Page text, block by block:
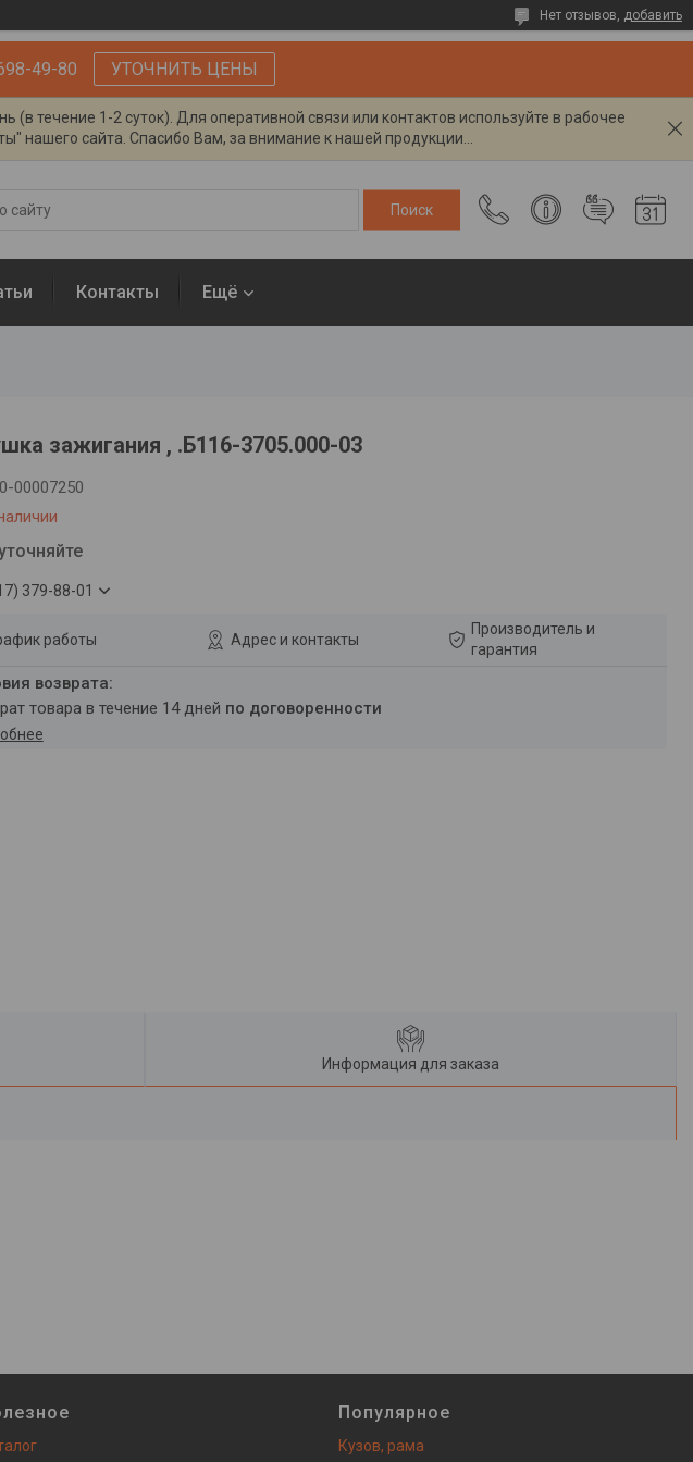
Нет отзывов, добавить
49-80 УТОЧНИТЬ ЦЕНЫ
течение 1-2 суток). Для оперативной связи или контактов используйте в рабочее
нашего сайта. Спасибо Вам, за внимание к нашей продукции...
Контакты Ещё
зажигания , .Б116-3705.000-03
00007250
379-88-01
работы Адрес и контакты
Производитель и
гарантия
товара в течение 14 дней по договоренности
Информация для заказа
Популярное
Кузов, рама